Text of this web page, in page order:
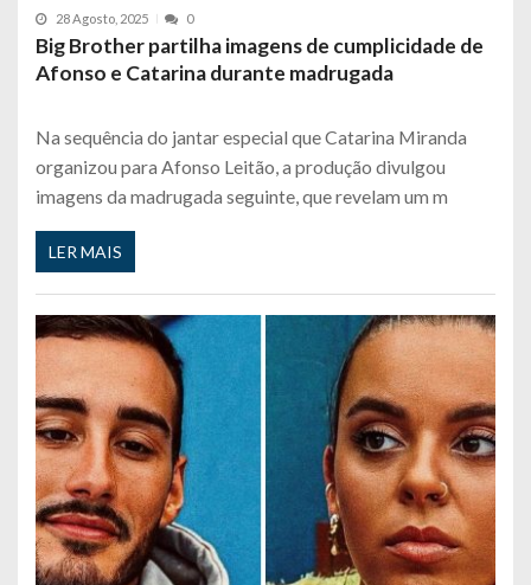
28 Agosto, 2025 0
Big Brother partilha imagens de cumplicidade de
Afonso e Catarina durante madrugada
Na sequência do jantar especial que Catarina Miranda
organizou para Afonso Leitão, a produção divulgou
imagens da madrugada seguinte, que revelam um m
LER MAIS